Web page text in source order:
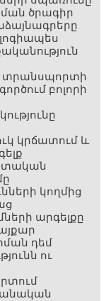
ծրագիր
բոլորի
կրճատում և
կողմից
արգելքը
դեմ
ու